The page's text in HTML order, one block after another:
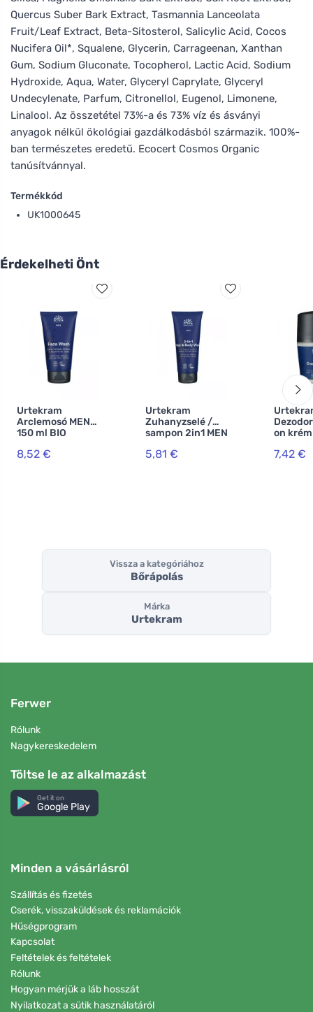
Quercus Suber Bark Extract, Tasmannia Lanceolata
Fruit/Leaf Extract, Beta-Sitosterol, Salicylic Acid, Cocos
Nucifera Oil*, Squalene, Glycerin, Carrageenan, Xanthan
Gum, Sodium Gluconate, Tocopherol, Lactic Acid, Sodium
Hydroxide, Aqua, Water, Glyceryl Caprylate, Glyceryl
Undecylenate, Parfum, Citronellol, Eugenol, Limonene,
Linalool. Az összetétel 73%-a és 73% víz és ásványi
anyagok nélkül ökológiai gazdálkodásból származik. 100%-
ban természetes eredetű. Ecocert Cosmos Organic
tanúsítvánnyal.
Termékkód
UK1000645
Érdekelheti Önt
Urtekram
Arclemosó MEN
150 ml BIO
8,52 €
Urtekram
Zuhanyzselé /
sampon 2in1 MEN
5,81 €
on
7,42 €
Vissza a kategóriához
Bőrápolás
Márka
Urtekram
Ferwer
Rólunk
Nagykereskedelem
Töltse le az alkalmazást
Get it on
Google Play
Minden a vásárlásról
Szállítás és fizetés
Cserék, visszaküldések és reklamációk
Hűségprogram
Kapcsolat
Feltételek és feltételek
Rólunk
Hogyan mérjük a láb hosszát
Nyilatkozat a sütik használatáról